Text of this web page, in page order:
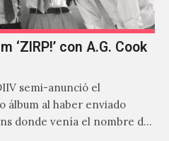
‘ZIRP!’ con A.G. Cook
semi-anunció el
álbum al haber enviado
donde venía el nombre de